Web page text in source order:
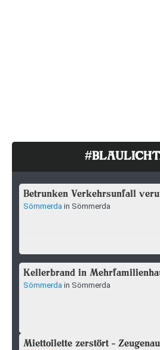
Betrunken Verkehrsunfall
Sömmerda in Sömmerda
Kellerbrand in
Sömmerda in Sömmerda
Miettoilette zerstört -